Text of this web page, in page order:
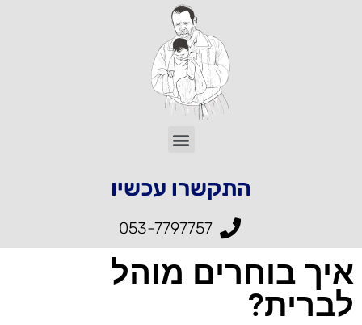
התקשרו עכשיו
053-7797757
איך בוחרים מוהל
לברית?